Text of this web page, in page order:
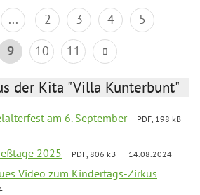
... 2 3 4
5
9 10 11
der Kita "Villa Kunterbunt"
am 6. September
PDF, 198 kB
2025 PDF, 806 kB 14.08.2024
Video zum Kindertags-Zirkus